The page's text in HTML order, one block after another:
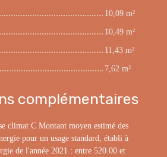
10,09 m²
10,49 m²
11,43 m²
7,62 m²
complémentaires
climat C Montant moyen estimé des
pour un usage standard, établi à
de l'année 2021 : entre 520.00 et